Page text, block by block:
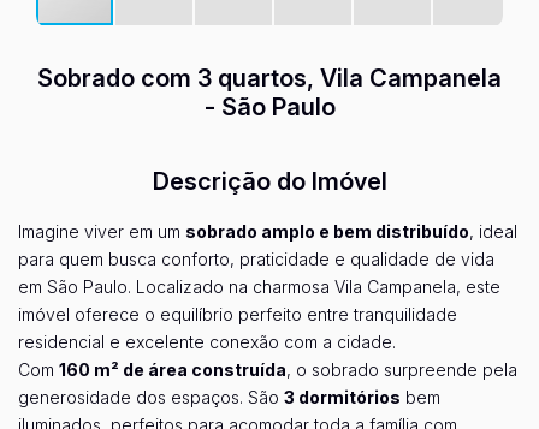
Sobrado com 3 quartos, Vila Campanela
- São Paulo
Descrição do Imóvel
Imagine viver em um sobrado amplo e bem distribuído, ideal
para quem busca conforto, praticidade e qualidade de vida
em São Paulo. Localizado na charmosa Vila Campanela, este
imóvel oferece o equilíbrio perfeito entre tranquilidade
residencial e excelente conexão com a cidade.
Com 160 m² de área construída, o sobrado surpreende pela
generosidade dos espaços. São 3 dormitórios bem
iluminados, perfeitos para acomodar toda a família com